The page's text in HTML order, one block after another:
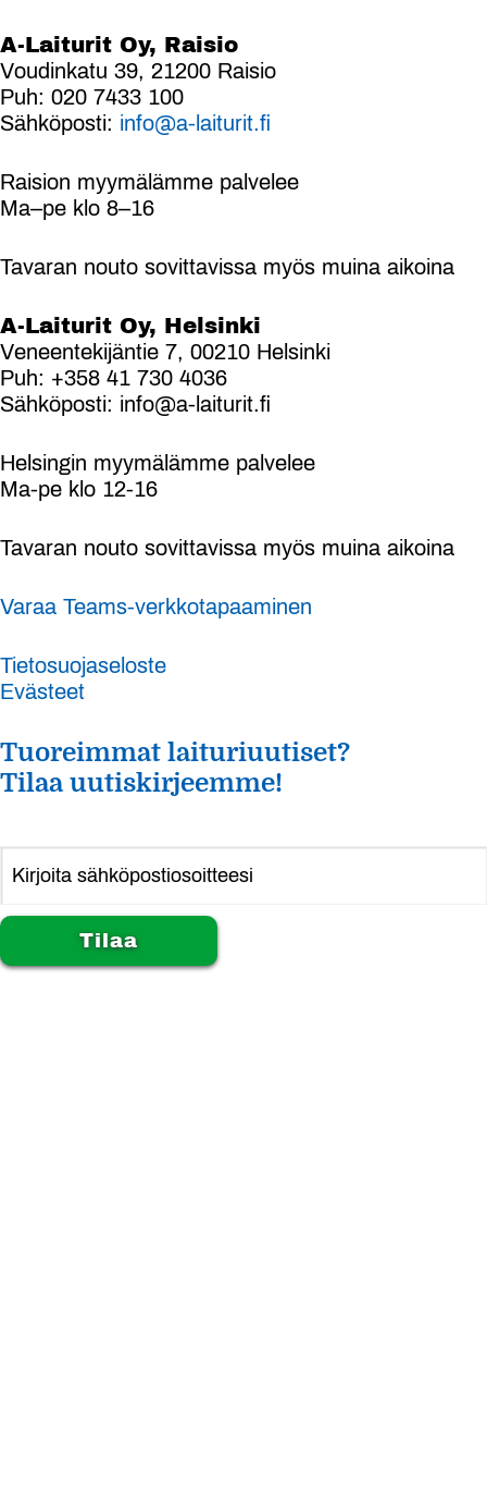
A-Laiturit Oy, Raisio
Voudinkatu 39, 21200 Raisio
Puh: 020 7433 100
Sähköposti: info@a-laiturit.fi
Raision myymälämme palvelee
Ma–pe klo 8–16
Tavaran nouto sovittavissa myös muina aikoina
A-Laiturit Oy, Helsinki
Veneentekijäntie 7, 00210 Helsinki
Puh: +358 41 730 4036
Sähköposti: info@a-laiturit.fi
Helsingin myymälämme palvelee
Ma-pe klo 12-16
Tavaran nouto sovittavissa myös muina aikoina
Varaa Teams-verkkotapaaminen
Tietosuojaseloste
Evästeet
Tuoreimmat laituriuutiset?
Tilaa uutiskirjeemme!